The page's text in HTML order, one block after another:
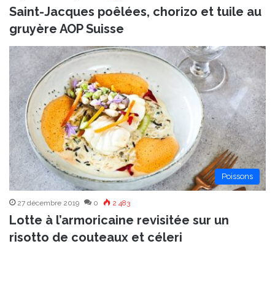
Saint-Jacques poêlées, chorizo et tuile au
gruyère AOP Suisse
Poissons
27 décembre 2019 0 2 483
Lotte à l’armoricaine revisitée sur un
risotto de couteaux et céleri